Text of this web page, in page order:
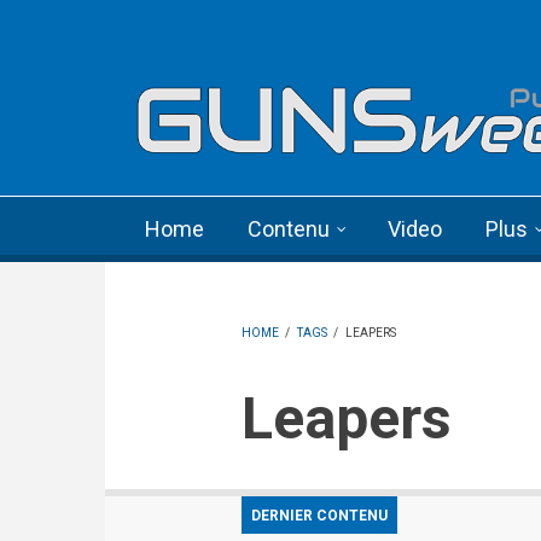
Home Contenu Video Plus
HOME / TAGS / LEAPERS
Leapers
DERNIER CONTENU